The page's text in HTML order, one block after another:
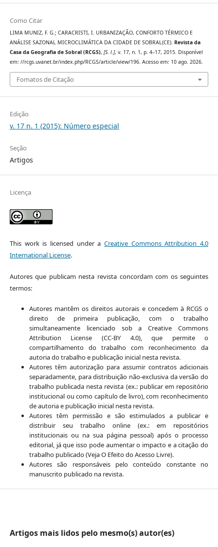
Como Citar
LIMA MUNIZ, F. G.; CARACRISTI, I. URBANIZAÇÃO, CONFORTO TÉRMICO E
ANÁLISE SAZONAL MICROCLIMÁTICA DA CIDADE DE SOBRAL(CE). Revista da
Casa da Geografia de Sobral (RCGS), [S. l.], v. 17, n. 1, p. 4–17, 2015. Disponível
em: //rcgs.uvanet.br/index.php/RCGS/article/view/196. Acesso em: 10 ago. 2026.
Fomatos de Citação
Edição
v. 17 n. 1 (2015): Número especial
Seção
Artigos
Licença
This work is licensed under aCreative Commons Attribution 4.0
International License.
Autores que publicam nesta revista concordam com os seguintes
termos:
Autores mantêm os direitos autorais e concedem à RCGS o
direito de primeira publicação, com o trabalho
simultaneamente licenciado sob a Creative Commons
Attribution License (CC-BY 4.0), que permite o
compartilhamento do trabalho com reconhecimento da
autoria do trabalho e publicação inicial nesta revista.
Autores têm autorização para assumir contratos adicionais
separadamente, para distribuição não-exclusiva da versão do
trabalho publicada nesta revista (ex.: publicar em repositório
institucional ou como capítulo de livro), com reconhecimento
de autoria e publicação inicial nesta revista.
Autores têm permissão e são estimulados a publicar e
distribuir seu trabalho online (ex.: em repositórios
institucionais ou na sua página pessoal) após o processo
editorial, já que isso pode aumentar o impacto e a citação do
trabalho publicado (Veja O Efeito do Acesso Livre).
Autores são responsáveis pelo conteúdo constante no
manuscrito publicado na revista.
Artigos mais lidos pelo mesmo(s) autor(es)